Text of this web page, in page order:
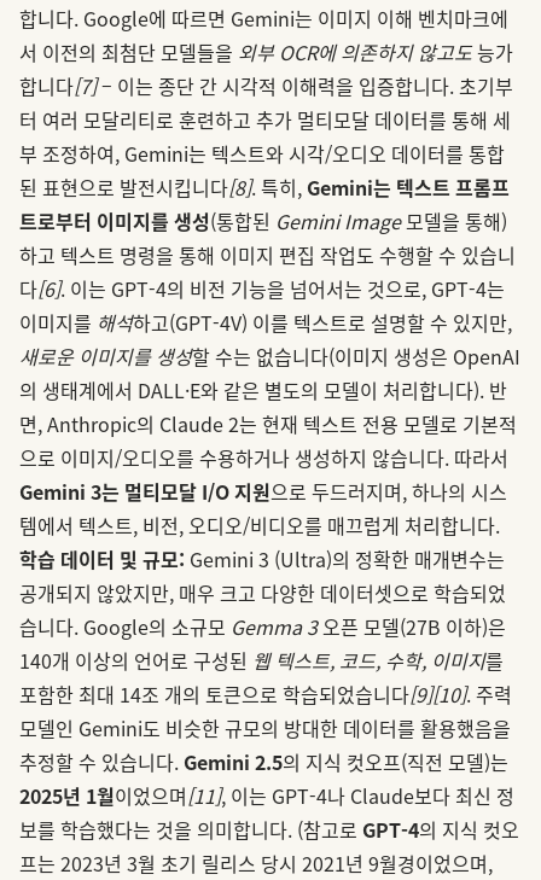
합니다. Google에 따르면 Gemini는 이미지 이해 벤치마크에
서 이전의 최첨단 모델들을 외부 OCR에 의존하지 않고도능가
합니다[7]– 이는 종단 간 시각적 이해력을 입증합니다. 초기부
터 여러 모달리티로 훈련하고 추가 멀티모달 데이터를 통해 세
부 조정하여, Gemini는 텍스트와 시각/오디오 데이터를 통합
된 표현으로 발전시킵니다[8]. 특히, Gemini는 텍스트 프롬프
트로부터 이미지를 생성(통합된 Gemini Image모델을 통해)
하고 텍스트 명령을 통해 이미지 편집 작업도 수행할 수 있습니
다[6]. 이는 GPT-4의 비전 기능을 넘어서는 것으로, GPT-4는
이미지를 해석하고(GPT-4V) 이를 텍스트로 설명할 수 있지만,
새로운 이미지를 생성할 수는 없습니다(이미지 생성은 OpenAI
의 생태계에서 DALL·E와 같은 별도의 모델이 처리합니다). 반
면, Anthropic의 Claude 2는 현재 텍스트 전용 모델로 기본적
으로 이미지/오디오를 수용하거나 생성하지 않습니다. 따라서
Gemini 3는 멀티모달 I/O 지원으로 두드러지며, 하나의 시스
템에서 텍스트, 비전, 오디오/비디오를 매끄럽게 처리합니다.
학습 데이터 및 규모: Gemini 3 (Ultra)의 정확한 매개변수는
공개되지 않았지만, 매우 크고 다양한 데이터셋으로 학습되었
습니다. Google의 소규모 Gemma 3오픈 모델(27B 이하)은
140개 이상의 언어로 구성된 웹 텍스트, 코드, 수학, 이미지를
포함한 최대 14조 개의 토큰으로 학습되었습니다[9][10]. 주력
모델인 Gemini도 비슷한 규모의 방대한 데이터를 활용했음을
추정할 수 있습니다. Gemini 2.5의 지식 컷오프(직전 모델)는
2025년 1월이었으며[11], 이는 GPT-4나 Claude보다 최신 정
보를 학습했다는 것을 의미합니다. (참고로 GPT-4의 지식 컷오
프는 2023년 3월 초기 릴리스 당시 2021년 9월경이었으며,